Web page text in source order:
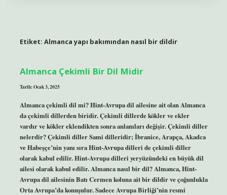
Etiket: Almanca yapı bakımından nasıl bir dildir
Almanca Çekimli Bir Dil Midir
Tarih: Ocak 3, 2025
Almanca çekimli dil mi? Hint-Avrupa dil ailesine ait olan Almanca
da çekimli dillerden biridir. Çekimli dillerde kökler ve ekler
vardır ve kökler eklendikten sonra anlamları değişir. Çekimli diller
nelerdir? Çekimli diller Sami dilleridir; İbranice, Arapça, Akadca
ve Habeşçe’nin yanı sıra Hint-Avrupa dilleri de çekimli diller
olarak kabul edilir. Hint-Avrupa dilleri yeryüzündeki en büyük dil
ailesi olarak kabul edilir. Almanca nasıl bir dil? Almanca, Hint-
Avrupa dil ailesinin Batı Cermen koluna ait bir dildir ve çoğunlukla
Orta Avrupa’da konuşulur. Sadece Avrupa Birliği’nin resmi